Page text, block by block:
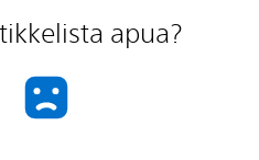
apua?